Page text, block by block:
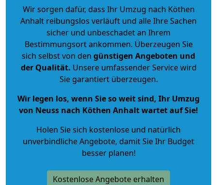
Wir sorgen dafür, dass Ihr Umzug nach Köthen
Anhalt reibungslos verläuft und alle Ihre Sachen
sicher und unbeschadet an Ihrem
Bestimmungsort ankommen. Überzeugen Sie
sich selbst von den günstigen Angeboten und
der Qualität. Unsere umfassender Service wird
Sie garantiert überzeugen.
Wir legen los, wenn Sie so weit sind, Ihr Umzug
von Neuss nach Köthen Anhalt wartet auf Sie!
Holen Sie sich kostenlose und natürlich
unverbindliche Angebote, damit Sie Ihr Budget
besser planen!
Kostenlose Angebote erhalten